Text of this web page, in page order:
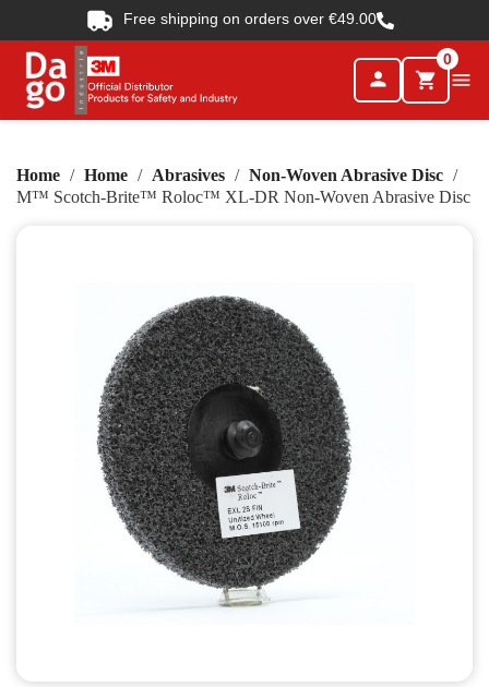
Free shipping on orders over €49.00
person shopping_cart
0

Home Home Abrasives
Non-Woven Abrasive Disc
M™ Scotch-Brite™ Roloc™ XL-DR Non-Woven Abrasive Disc